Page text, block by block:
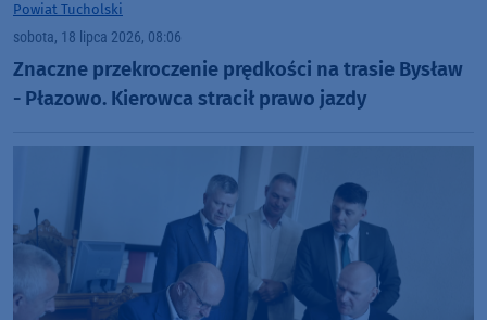
Powiat Tucholski
sobota, 18 lipca 2026, 08:06
Znaczne przekroczenie prędkości na trasie Bysław
- Płazowo. Kierowca stracił prawo jazdy